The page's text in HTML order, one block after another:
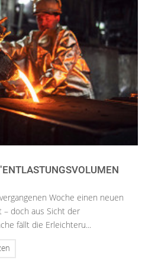
Woche einen neuen
doch aus Sicht der
fällt die Erleichteru...